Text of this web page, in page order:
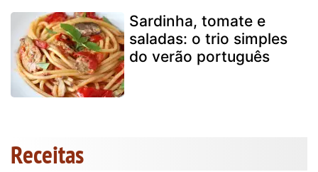
Sardinha, tomate e
saladas: o trio simples
do verão português
Receitas